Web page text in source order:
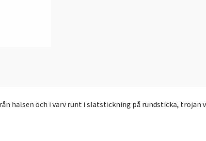
halsen och i varv runt i slätstickning på rundsticka, tröjan